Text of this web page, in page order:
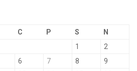
C P S N
1
2
6 7 8
9